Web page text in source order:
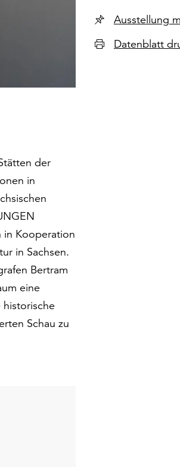
der
in
in Kooperation
in Sachsen.
Bertram
eine
Schau zu
Datenblatt